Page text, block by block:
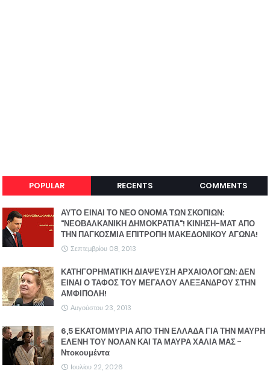
POPULAR RECENTS COMMENTS
ΑΥΤΟ ΕΙΝΑΙ ΤΟ ΝΕΟ ΟΝΟΜΑ ΤΩΝ ΣΚΟΠΙΩΝ:
"ΝΕΟΒΑΛΚΑΝΙΚΗ ΔΗΜΟΚΡΑΤΙΑ"! ΚΙΝΗΣΗ-ΜΑΤ ΑΠΟ
ΤΗΝ ΠΑΓΚΟΣΜΙΑ ΕΠΙΤΡΟΠΗ ΜΑΚΕΔΟΝΙΚΟΥ ΑΓΩΝΑ!
Σεπτεμβρίου 08, 2013
ΚΑΤΗΓΟΡΗΜΑΤΙΚΗ ΔΙΑΨΕΥΣΗ ΑΡΧΑΙΟΛΟΓΩΝ: ΔΕΝ
ΕΙΝΑΙ Ο ΤΑΦΟΣ ΤΟΥ ΜΕΓΑΛΟΥ ΑΛΕΞΑΝΔΡΟΥ ΣΤΗΝ
ΑΜΦΙΠΟΛΗ!
Αυγούστου 23, 2013
6,5 ΕΚΑΤΟΜΜΥΡΙΑ ΑΠΟ ΤΗΝ ΕΛΛΑΔΑ ΓΙΑ ΤΗΝ ΜΑΥΡΗ
ΕΛΕΝΗ ΤΟΥ ΝΟΛΑΝ ΚΑΙ ΤΑ ΜΑΥΡΑ ΧΑΛΙΑ ΜΑΣ -
Ντοκουμέντα
Ιουλίου 22, 2026